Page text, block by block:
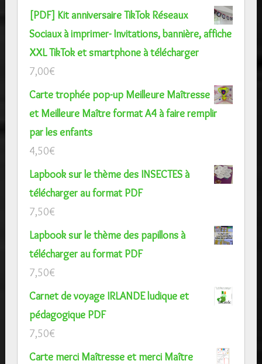
[PDF] Kit anniversaire TikTok Réseaux
Sociaux à imprimer- Invitations, bannière, affiche
XXL TikTok et smartphone à télécharger
7,00€
Carte trophée pop-up Meilleure Maîtresse
et Meilleure Maître format A4 à faire remplir
par les enfants
4,50€
Lapbook sur le thème des INSECTES à
télécharger au format PDF
7,50€
Lapbook sur le thème des papillons à
télécharger au format PDF
7,50€
Carnet de voyage IRLANDE ludique et
pédagogique PDF
7,50€
Carte merci Maîtresse et merci Maître